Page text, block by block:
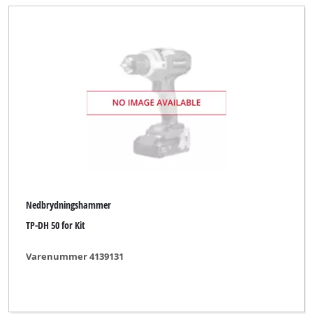
Nedbrydningshammer
TP-DH 50 for Kit
Varenummer 4139131